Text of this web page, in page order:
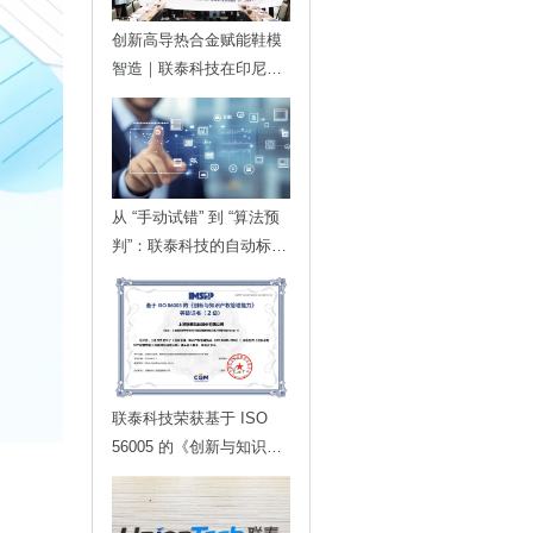
创新高导热合金赋能鞋模
智造｜联泰科技在印尼发
布金属3D打印落地方案
从 “手动试错” 到 “算法预
判”：联泰科技的自动标定
技术，如何为智能制造划
定更高的行业标准？
联泰科技荣获基于 ISO
56005 的《创新与知识产
权管理能力》等级证书